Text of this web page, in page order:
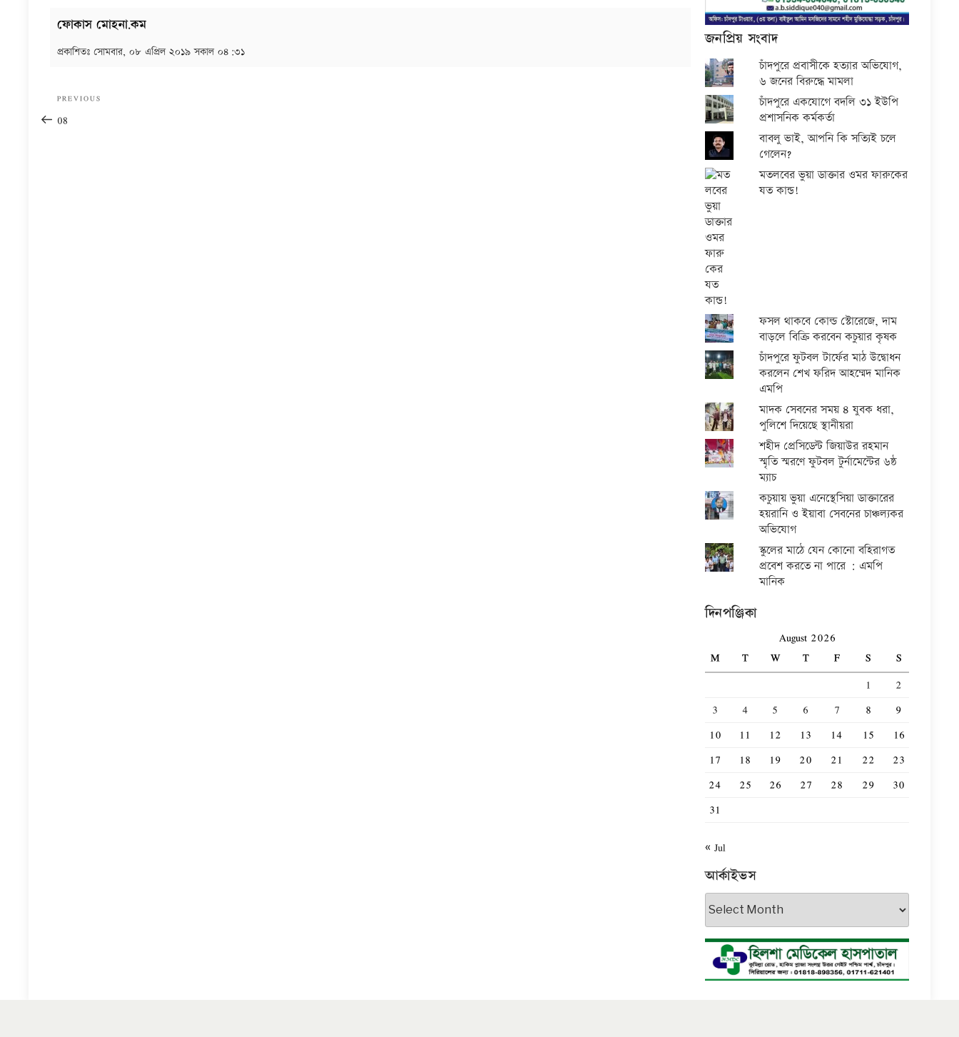
ফোকাস মোহনা.কম
প্রকাশিতঃ সোমবার, ০৮ এপ্রিল ২০১৯ সকাল ০৪:৩১
Previous
Post
PREVIOUS
08
জনপ্রিয় সংবাদ
চাঁদপুরে প্রবাসীকে হত্যার অভিযোগ,
৬ জনের বিরুদ্ধে মামলা
চাঁদপুরে একযোগে বদলি ৩১ ইউপি
প্রশাসনিক কর্মকর্তা
বাবলু ভাই, আপনি কি সত্যিই চলে
গেলেন?
মতলবের ভুয়া ডাক্তার ওমর ফারুকের
যত কান্ড!
ফসল থাকবে কোল্ড স্টোরেজে, দাম
বাড়লে বিক্রি করবেন কচুয়ার কৃষক
চাঁদপুরে ফুটবল টার্ফের মাঠ উদ্বোধন
করলেন শেখ ফরিদ আহম্মেদ মানিক
এমপি
মাদক সেবনের সময় ৪ যুবক ধরা,
পুলিশে দিয়েছে স্থানীয়রা
শহীদ প্রেসিডেন্ট জিয়াউর রহমান
স্মৃতি স্মরণে ফুটবল টুর্নামেন্টের ৬ষ্ঠ
ম্যাচ
কচুয়ায় ভুয়া এনেস্থেসিয়া ডাক্তারের
হয়রানি ও ইয়াবা সেবনের চাঞ্চল্যকর
অভিযোগ
স্কুলের মাঠে যেন কোনো বহিরাগত
প্রবেশ করতে না পারে : এমপি
মানিক
দিনপঞ্জিকা
August 2026
M
T W T F S
S
1
2
3
4 5 6 7 8
9
10
11 12 13 14 15
16
17
18 19 20 21 22
23
24
25 26 27 28 29
30
31
« Jul
আর্কাইভস
আর্কাইভস